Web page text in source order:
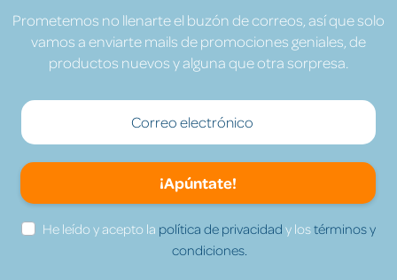
Prometemos no llenarte el buzón de correos, así que solo
vamos a enviarte mails de promociones geniales, de
productos nuevos y alguna que otra sorpresa.
¡Apúntate!
He leído y acepto la política de privacidad y lostérminos y
condiciones.